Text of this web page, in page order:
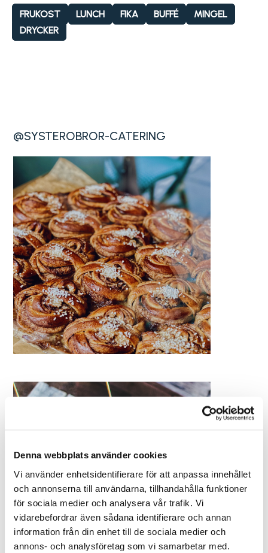
Denna webbplats använder cookies
Vi använder enhetsidentifierare för att anpassa innehållet
och annonserna till användarna, tillhandahålla funktioner
för sociala medier och analysera vår trafik. Vi
vidarebefordrar även sådana identifierare och annan
information från din enhet till de sociala medier och
annons- och analysföretag som vi samarbetar med.
FRUKOST LUNCH FIKA BUFFÉ
MINGEL
DRYCKER
@SYSTEROBROR-CATERING